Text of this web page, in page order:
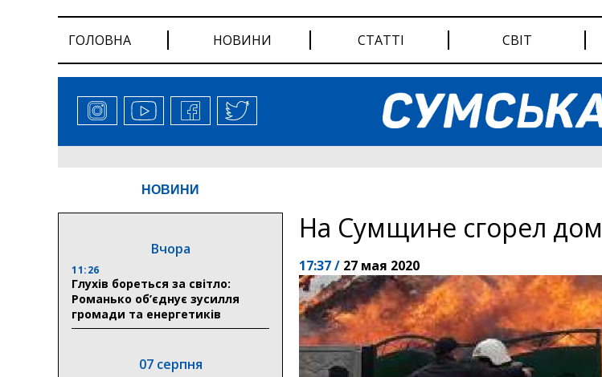
ГОЛОВНА НОВИНИ СТАТТІ СВІТ
НОВИНИ
Вчора
11:26
Глухів бореться за світло:
Романько об’єднує зусилля
громади та енергетиків
07 серпня
На Сумщине сгорел дом
17:37 / 27 мая 2020